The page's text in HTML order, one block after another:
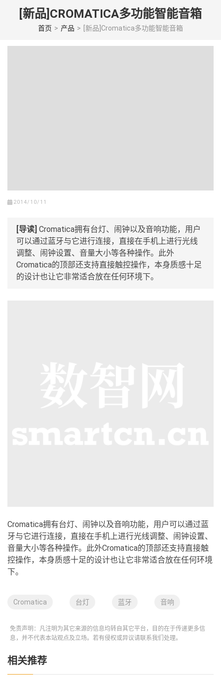
[新品]CROMATICA多功能智能音箱
首页 > 产品 > [新品]Cromatica多功能智能音箱
2014/10/11
[导读] Cromatica拥有台灯、闹钟以及音响功能，用户
可以通过蓝牙与它进行连接，直接在手机上进行光线
调整、闹钟设置、音量大小等各种操作。此外
Cromatica的顶部还支持直接触控操作，本身质感十足
的设计也让它非常适合放在任何环境下。
Cromatica拥有台灯、闹钟以及音响功能，用户可以通过蓝
牙与它进行连接，直接在手机上进行光线调整、闹钟设置、
音量大小等各种操作。此外Cromatica的顶部还支持直接触
控操作，本身质感十足的设计也让它非常适合放在任何环境
下。
Cromatica 台灯 蓝牙 音响
免责声明：凡注明为其它来源的信息均转自其它平台，目的在于传递更多信
息，并不代表本站观点及立场。若有侵权或异议请联系我们处理。
相关推荐